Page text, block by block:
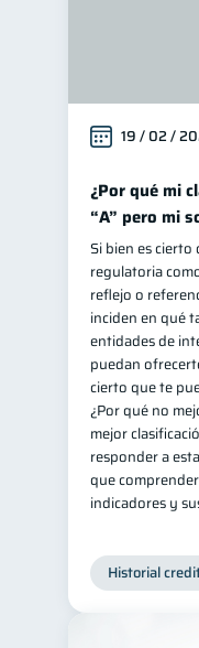
19 / 02 /
¿Por qué mi
“A” pero mi
Si bien es
regulatoria
reflejo o
inciden en qué
entidades de
puedan
cierto que te
¿Por qué no
mejor
responder a
que
indicadores y
Historial